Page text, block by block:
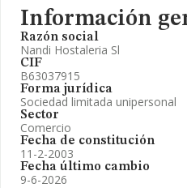
Información
Razón social
Nandi Hostaleria Sl
CIF
B63037915
Forma jurídica
Sociedad limitada unipersonal
Sector
Comercio
Fecha de constitución
11-2-2003
Fecha último cambio
9-6-2026